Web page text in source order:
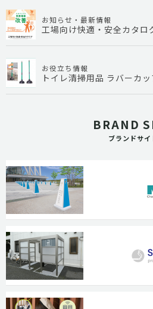
お知らせ・最新情報
工場向け快適・安全カタロ
お役立ち情報
トイレ清掃用品 ラバーカ
BRAND
ブランドサイ